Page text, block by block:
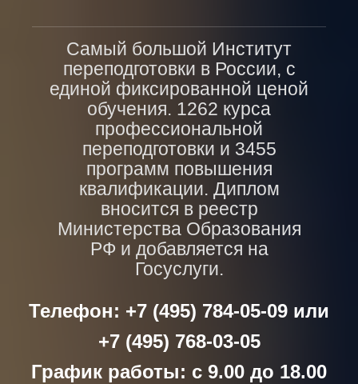
Самый большой Институт
переподготовки в России, с
единой фиксированной ценой
обучения. 1262 курса
профессиональной
переподготовки и 3455
программ повышения
квалификации. Диплом
вносится в реестр
Министерства Образования
РФ и добавляется на
Госуслуги.
Телефон: +7 (495) 784-05-09 или
+7 (495) 768-03-05
График работы: с 9.00 до 18.00